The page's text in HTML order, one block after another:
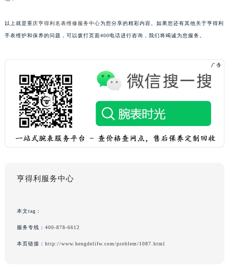
以上就是重庆亨得利名表维修服务中心为您分享的精彩内容。如果您还有其他关于亨得利
手表维护和保养的问题，可以拨打页面400电话进行咨询，我们将竭诚为您服务。
亨得利服务中心
本文tag：
服务专线： 400-878-6612
本页链接： http://www.hengdelifw.com/problem/1087.html